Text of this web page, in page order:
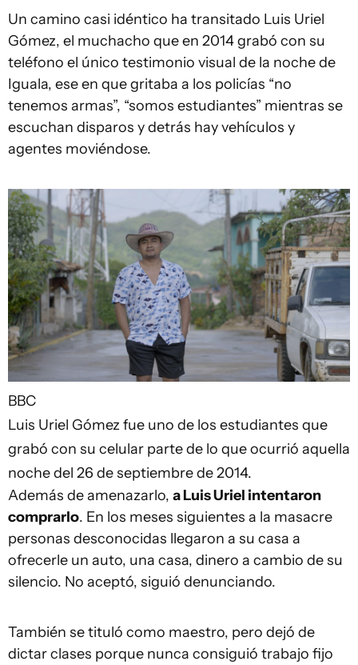
Un camino casi idéntico ha transitado Luis Uriel
Gómez, el muchacho que en 2014 grabó con su
teléfono el único testimonio visual de la noche de
Iguala, ese en que gritaba a los policías “no
tenemos armas”, “somos estudiantes” mientras se
escuchan disparos y detrás hay vehículos y
agentes moviéndose.
BBC
Luis Uriel Gómez fue uno de los estudiantes que
grabó con su celular parte de lo que ocurrió aquella
noche del 26 de septiembre de 2014.
Además de amenazarlo, a Luis Uriel intentaron
comprarlo. En los meses siguientes a la masacre
personas desconocidas llegaron a su casa a
ofrecerle un auto, una casa, dinero a cambio de su
silencio. No aceptó, siguió denunciando.
También se tituló como maestro, pero dejó de
dictar clases porque nunca consiguió trabajo fijo